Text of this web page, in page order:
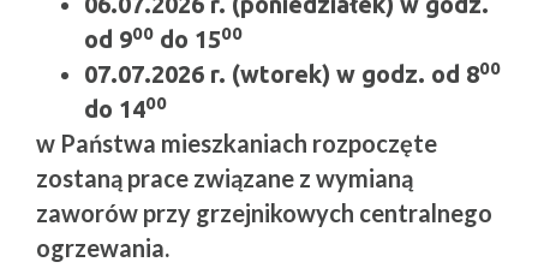
od 900 do 1500
07.07.2026 r. (wtorek) w godz. od 800
do 1400
w Państwa mieszkaniach rozpoczęte
zostaną prace związane z wymianą
zaworów przy grzejnikowych centralnego
ogrzewania.